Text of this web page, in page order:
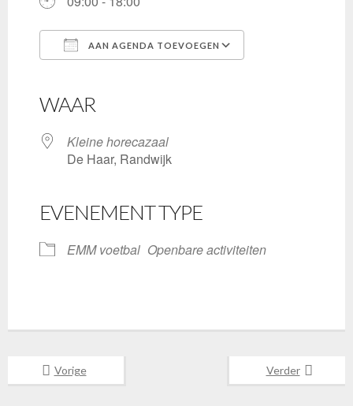
AAN AGENDA TOEVOEGEN
WAAR
Kleine horecazaal
De Haar, Randwijk
EVENEMENT TYPE
EMM voetbal Openbare activiteiten
Vorige Verder